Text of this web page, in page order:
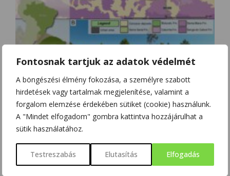
Fontosnak tartjuk az adatok védelmét
A böngészési élmény fokozása, a személyre szabott
hirdetések vagy tartalmak megjelenítése, valamint a
forgalom elemzése érdekében sütiket (cookie) használunk.
A "Mindet elfogadom" gombra kattintva hozzájárulhat a
sütik használatához.
Testreszabás Elutasítás Elfogadás
A PTEROSZAURUSZOK EVOLÚCIÓJA – 225 MILLIÓ ÉVES HÜLLŐT
FEDEZTEK FEL BRAZÍLIÁBAN